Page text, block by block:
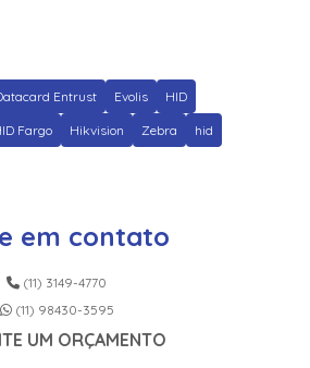
Entrust Evolis HID
Fargo Hikvision Zebra hid
em contato
(11) 3149-4770
(11) 98430-3595
UM ORÇAMENTO